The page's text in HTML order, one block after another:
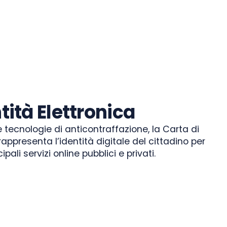
Elettronica
tecnologie di anticontraffazione, la Carta di
l’identità digitale del cittadino per
servizi online pubblici e privati.